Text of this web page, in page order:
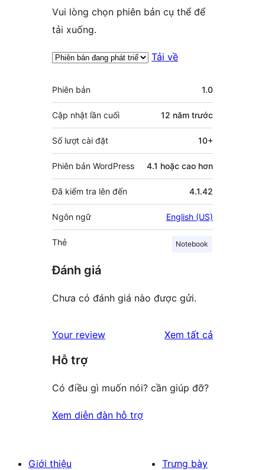
Vui lòng chọn phiên bản cụ thể để
tải xuống.
Tải về
Meta
Phiên bản 1.0
Cập nhật lần cuối 12 năm trước
Số lượt cài đặt 10+
Phiên bản WordPress 4.1 hoặc cao hơn
Đã kiểm tra lên đến 4.1.42
Ngôn ngữ English (US)
Thẻ Notebook
Đánh giá
Chưa có đánh giá nào được gửi.
Your review Xem tất cả
Hỗ trợ
Có điều gì muốn nói? cần giúp đỡ?
Xem diễn đàn hỗ trợ
Giới thiệu
Trưng bày